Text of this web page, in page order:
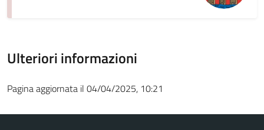
Ulteriori informazioni
Pagina aggiornata il 04/04/2025, 10:21